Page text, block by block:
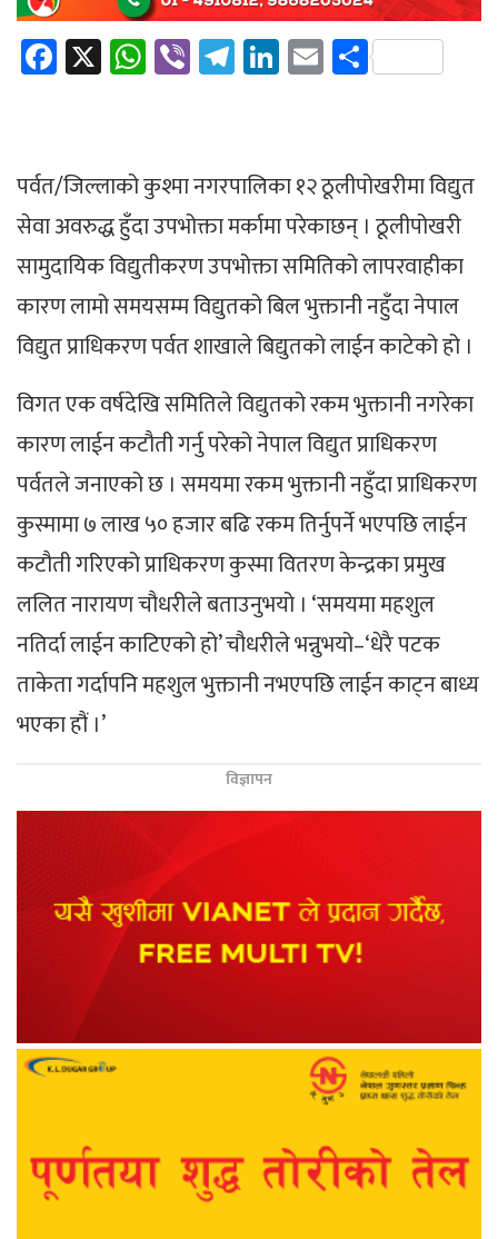
Facebook
X WhatsApp
ViberTelegram
LinkedIn
EmailShare
पर्वत/जिल्लाको कुश्मा नगरपालिका १२ ठूलीपोखरीमा विद्युत
सेवा अवरुद्ध हुँदा उपभोक्ता मर्कामा परेकाछन् । ठूलीपोखरी
सामुदायिक विद्युतीकरण उपभोक्ता समितिको लापरवाहीका
कारण लामो समयसम्म विद्युतको बिल भुक्तानी नहुँदा नेपाल
विद्युत प्राधिकरण पर्वत शाखाले बिद्युतको लाईन काटेको हो ।
विगत एक वर्षदेखि समितिले विद्युतको रकम भुक्तानी नगरेका
कारण लाईन कटौती गर्नु परेको नेपाल विद्युत प्राधिकरण
पर्वतले जनाएको छ । समयमा रकम भुक्तानी नहुँदा प्राधिकरण
कुस्मामा ७ लाख ५० हजार बढि रकम तिर्नुपर्ने भएपछि लाईन
कटौती गरिएको प्राधिकरण कुस्मा वितरण केन्द्रका प्रमुख
ललित नारायण चौधरीले बताउनुभयो । ‘समयमा महशुल
नतिर्दा लाईन काटिएको हो’ चौधरीले भन्नुभयो–‘धेरै पटक
ताकेता गर्दापनि महशुल भुक्तानी नभएपछि लाईन काट्न बाध्य
भएका हौं ।’
विज्ञापन